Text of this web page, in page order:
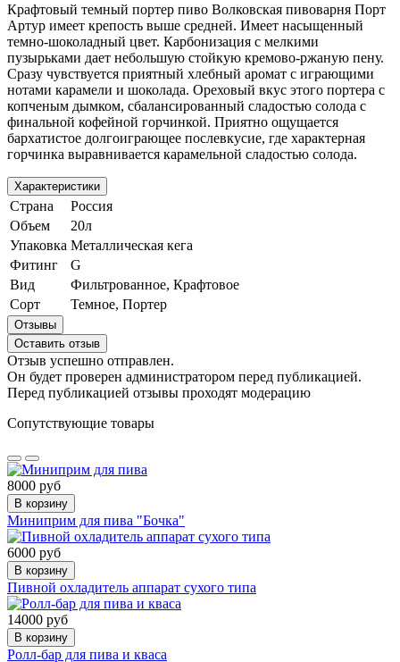
Крафтовый темный портер пиво Волковская пивоварня Порт
Артур имеет крепость выше средней. Имеет насыщенный
темно-шоколадный цвет. Карбонизация с мелкими
пузырьками дает небольшую стойкую кремово-ржаную пену.
Сразу чувствуется приятный хлебный аромат с играющими
нотами карамели и шоколада. Ореховый вкус этого портера с
копченым дымком, сбалансированный сладостью солода с
финальной кофейной горчинкой. Приятно ощущается
бархатистое долгоиграющее послевкусие, где характерная
горчинка выравнивается карамельной сладостью солода.
Характеристики
Страна
Россия
Объем
20л
Упаковка Металлическая кега
Фитинг
G
Вид
Фильтрованное, Крафтовое
Сорт
Темное, Портер
Отзывы
Оставить отзыв
Отзыв успешно отправлен.
Он будет проверен администратором перед публикацией.
Перед публикацией отзывы проходят модерацию
Сопутствующие товары
8000 руб
В корзину
Миниприм для пива "Бочка"
6000 руб
В корзину
Пивной охладитель аппарат сухого типа
14000 руб
В корзину
Ролл-бар для пива и кваса